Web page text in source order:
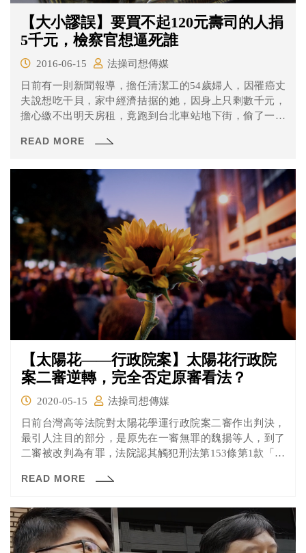
【大小謬誤】要買不起120元壽司的人捐
5千元，檢察官想逼死誰
2016-06-15
法操司想傳媒
日前有一則新聞報導，擔任清潔工的54歲婦人，因罹癌丈
夫說想吃干貝，家中經濟拮据的她，因身上只剩數千元，
擔心繳不出明天房租，竟跑到台北車站地下街，偷了一盒
下坦承偷竊，並歸還120元便當費；店家則表示若婦人捐款
捐款。台北地檢署將婦人緩起訴1年，須捐國庫5000元。
READ MORE
【太陽花——行政院案】太陽花行政院
案二審逆轉，完全否定原審看法？
2020-05-15
法操司想傳媒
日前台灣高等法院對太陽花學運行政院案二審作出判決，
最引人注目的部分，是原先在一審無罪的魏揚等人，到了
二審被改判為有罪，法院認其觸犯刑法第153條第1款「煽
院判決有罪的理由是什麼？跟一審又有什麼不同？來看看
READ MORE